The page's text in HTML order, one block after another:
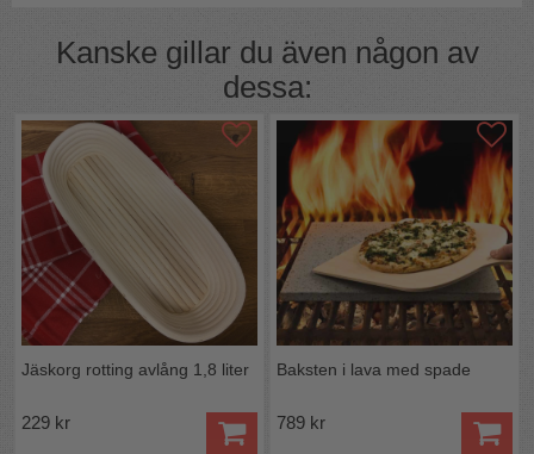
Kanske gillar du även någon av
dessa:
Jäskorg rotting avlång 1,8 liter
229 kr
Baksten i lava med spade
789 kr